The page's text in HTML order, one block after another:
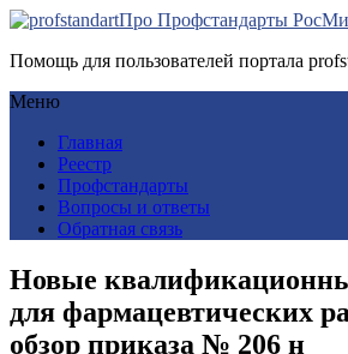
Про Профстандарты
Помощь для пользователей портала
Меню
Главная
Реестр
Профстандарты
Вопросы и ответы
Обратная связь
Новые
для фармацевтических
обзор приказа № 206 н